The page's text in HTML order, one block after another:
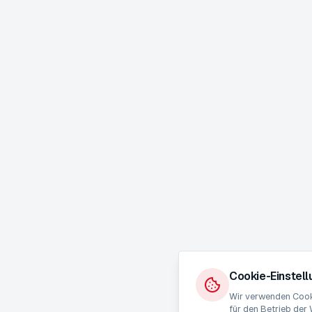
Cookie-
Wir verwenden
für den Betrieb der